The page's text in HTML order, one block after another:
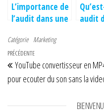
L’importance de
l’audit dans une
audit
Catégorie Marketing
Navigation de
Article précédent
PRÉCÉDENTE
YouTube convertisseur en
pour ecouter du son sans la